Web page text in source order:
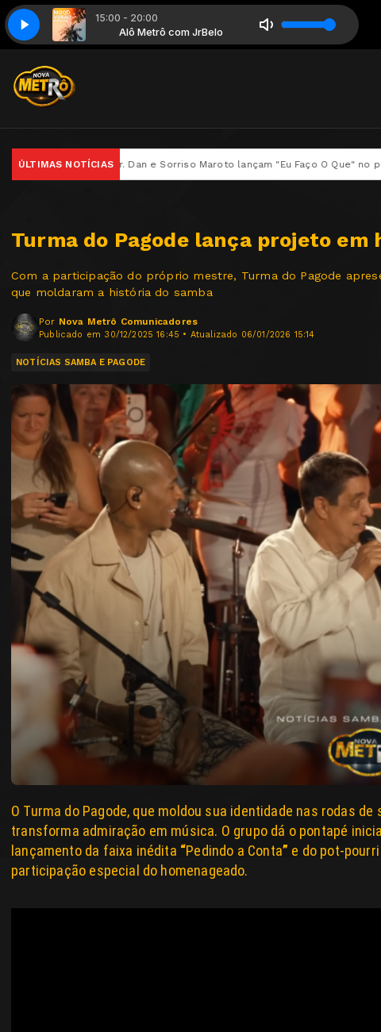
15:00 - 20:00
Alô Metrô com JrBelo
Gelo - Ferrugem Marvvila - 2023 - Quebra Esse Gelo - Ferrugem
ÚLTIMAS NOTÍCIAS
Dan e Sorriso Maroto lançam "Eu Faço O Que" no projeto Legado – Só
Turma do Pagode lança projeto em
Com a participação do próprio mestre, Turma do Pagode
que moldaram a história do samba
Por Nova Metrô Comunicadores
Publicado em 30/12/2025 16:45 • Atualizado 06/01/2026 15:14
NOTÍCIAS SAMBA E PAGODE
O Turma doPagode, que moldou sua identidade nas rodas
transforma admiração em música. O grupo dá o pontapé
lançamento da faixa inédita “Pedindo a Conta” e do pot-pourri
participação especial do homenageado.